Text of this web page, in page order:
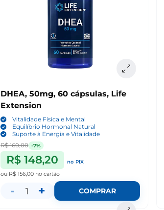
DHEA, 50mg, 60 cápsulas, Life
Extension
Vitalidade Física e Mental
Equilíbrio Hormonal Natural
Suporte à Energia e Vitalidade
R$ 160,00 -7%
R$ 148,20
no PIX
ou R$ 156,00 no cartão
- 1 + COMPRAR